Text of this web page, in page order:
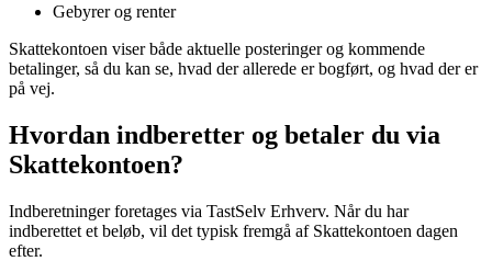
Gebyrer og renter
Skattekontoen viser både aktuelle posteringer og kommende
betalinger, så du kan se, hvad der allerede er bogført, og hvad der er
på vej.
Hvordan indberetter og betaler du via
Skattekontoen?
Indberetninger foretages via TastSelv Erhverv. Når du har
indberettet et beløb, vil det typisk fremgå af Skattekontoen dagen
efter.